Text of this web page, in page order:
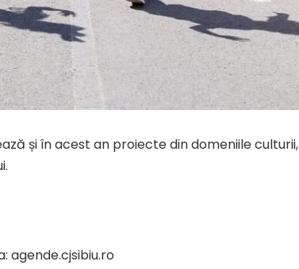
și în acest an proiecte din domeniile culturii,
agende.cjsibiu.ro